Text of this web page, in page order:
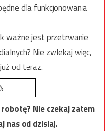
dla funkcjonowania
ważne jest przetrwanie
Nie zwlekaj więc,
od teraz.
Nie czekaj zatem
nas od dzisiaj.